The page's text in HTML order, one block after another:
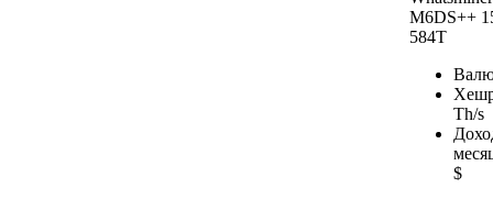
M6DS++
584T
Th/s
$